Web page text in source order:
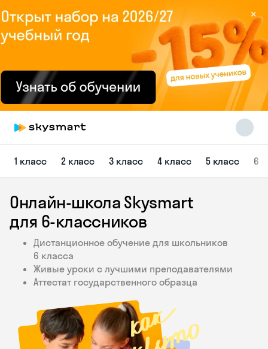
×
1 класс 2 класс 3 класс 4 класс 5 класс 6
Онлайн-школа Skysmart
для 6‑классников
Дистанционное обучение для школьников
6 класса
Живые уроки с лучшими преподавателями
Аттестат государственного образца
Skysmart Chat
online